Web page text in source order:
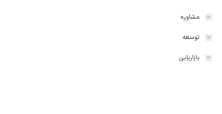
مشاوره
توسعه
بازاریابی